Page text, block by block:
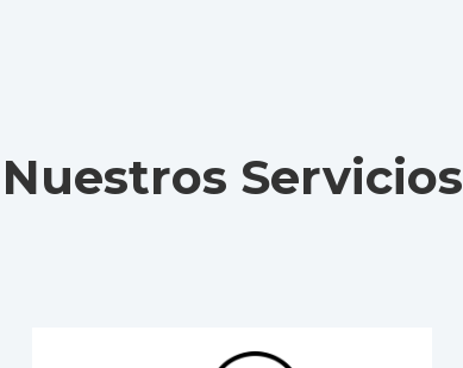
Nuestros Servicios